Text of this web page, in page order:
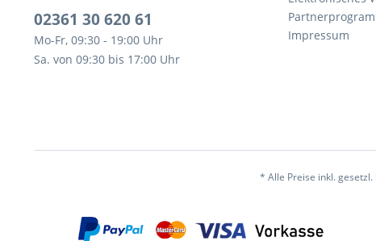
02361 30 620 61
Mo-Fr, 09:30 - 19:00 Uhr
Sa. von 09:30 bis 17:00 Uhr
Impressum
* Alle Preise inkl.